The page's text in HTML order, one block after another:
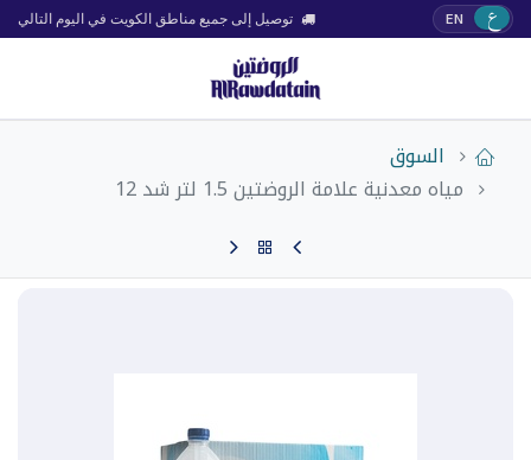
توصيل إلى جميع مناطق الكويت في اليوم التالي ع EN
السوق
مياه معدنية علامة الروضتين 1.5 لتر شد 12